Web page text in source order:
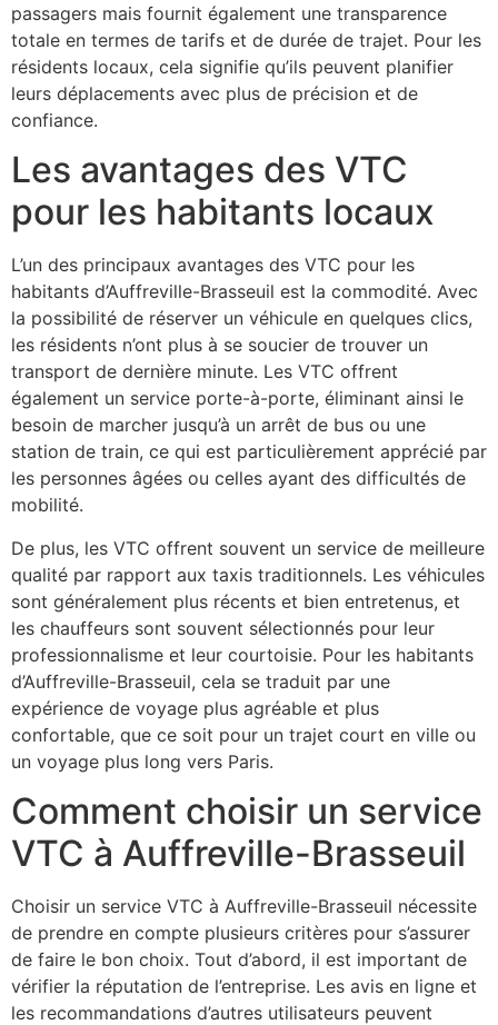
passagers mais fournit également une transparence
totale en termes de tarifs et de durée de trajet. Pour les
résidents locaux, cela signifie qu’ils peuvent planifier
leurs déplacements avec plus de précision et de
confiance.
Les avantages des VTC
pour les habitants locaux
L’un des principaux avantages des VTC pour les
habitants d’Auffreville-Brasseuil est la commodité. Avec
la possibilité de réserver un véhicule en quelques clics,
les résidents n’ont plus à se soucier de trouver un
transport de dernière minute. Les VTC offrent
également un service porte-à-porte, éliminant ainsi le
besoin de marcher jusqu’à un arrêt de bus ou une
station de train, ce qui est particulièrement apprécié par
les personnes âgées ou celles ayant des difficultés de
mobilité.
De plus, les VTC offrent souvent un service de meilleure
qualité par rapport aux taxis traditionnels. Les véhicules
sont généralement plus récents et bien entretenus, et
les chauffeurs sont souvent sélectionnés pour leur
professionnalisme et leur courtoisie. Pour les habitants
d’Auffreville-Brasseuil, cela se traduit par une
expérience de voyage plus agréable et plus
confortable, que ce soit pour un trajet court en ville ou
un voyage plus long vers Paris.
Comment choisir un service
VTC à Auffreville-Brasseuil
Choisir un service VTC à Auffreville-Brasseuil nécessite
de prendre en compte plusieurs critères pour s’assurer
de faire le bon choix. Tout d’abord, il est important de
vérifier la réputation de l’entreprise. Les avis en ligne et
les recommandations d’autres utilisateurs peuvent